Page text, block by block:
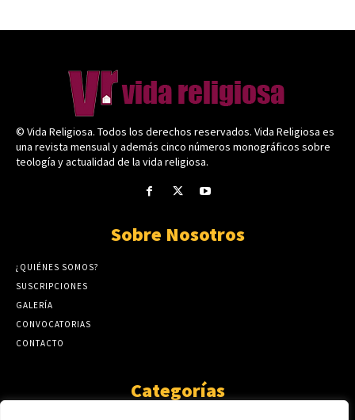
© Vida Religiosa. Todos los derechos reservados. Vida Religiosa es
una revista mensual y además cinco números monográficos sobre
teología y actualidad de la vida religiosa.
Sobre Nosotros
¿QUIÉNES SOMOS?
SUSCRIPCIONES
GALERÍA
CONVOCATORIAS
CONTACTO
Categorías